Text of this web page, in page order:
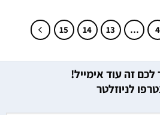
4
…
13
14
15
זה עוד אימייל!
לניוזלטר